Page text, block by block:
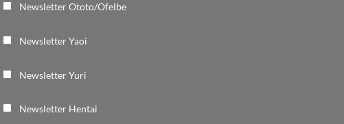
Newsletter Ototo/Ofelbe
Newsletter Yaoi
Newsletter Yuri
Newsletter Hentai